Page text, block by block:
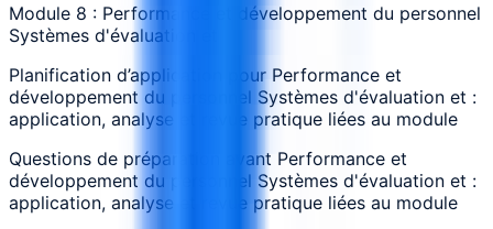
Module 8 : Performance et développement du personnel
Systèmes d'évaluation et
Planification d’application pour Performance et
développement du personnel Systèmes d'évaluation et :
application, analyse et revue pratique liées au module
Questions de préparation avant Performance et
développement du personnel Systèmes d'évaluation et :
application, analyse et revue pratique liées au module